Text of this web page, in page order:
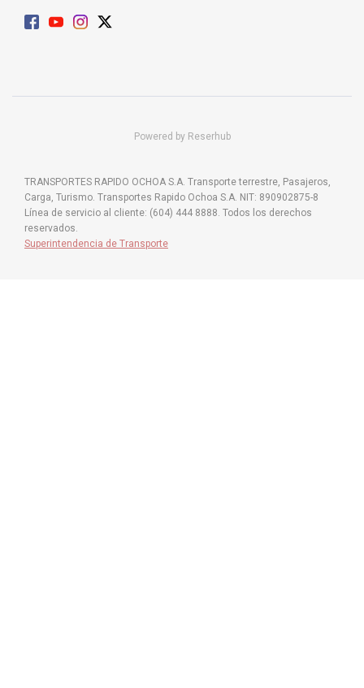
Powered by Reserhub
TRANSPORTES RAPIDO OCHOA S.A. Transporte terrestre, Pasajeros,
Carga, Turismo. Transportes Rapido Ochoa S.A. NIT: 890902875-8
Línea de servicio al cliente: (604) 444 8888. Todos los derechos
reservados.
Superintendencia de Transporte